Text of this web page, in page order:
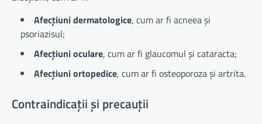
Afecțiuni dermatologice, cum ar fi acneea și
psoriazisul;
Afecțiuni oculare, cum ar fi glaucomul și cataracta;
Afecțiuni ortopedice, cum ar fi osteoporoza și artrita.
Contraindicații și precauții